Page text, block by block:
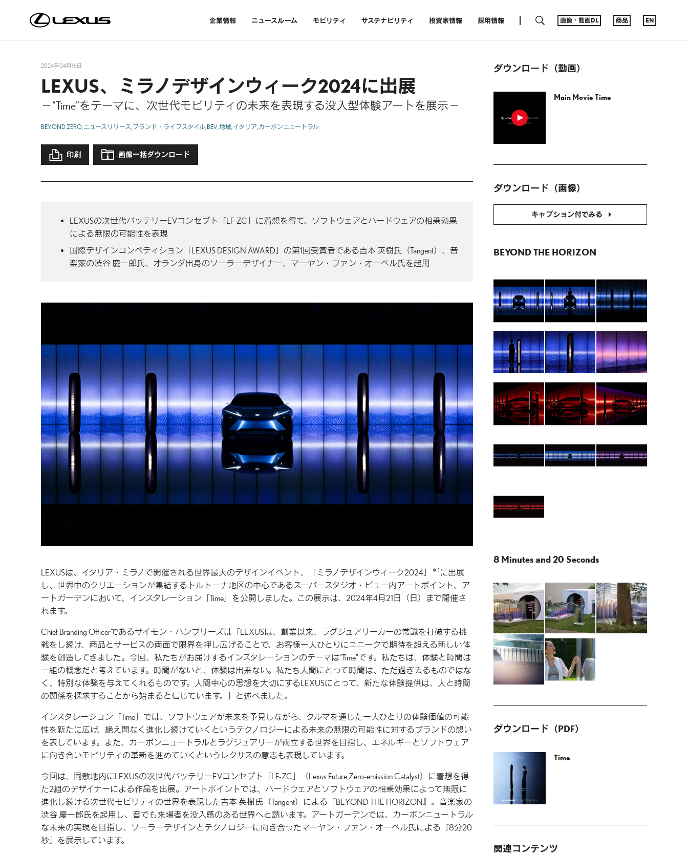
企業情報 ニュースルーム モビリティ サステナビリティ 投資家情報 採用情報 SEARCH画像・動画DL 商品 EN
2024年04月16日
LEXUS、ミラノデザインウィーク2024に出展
－“Time”をテーマに、次世代モビリティの未来を表現する没入型体験アートを展示－
BEYOND ZERO ニュースリリース ブランド・ライフスタイル BEV 地域 イタリア カーボンニュートラル
印刷 画像一括ダウンロード
LEXUSの次世代バッテリーEVコンセプト「LF-ZC」に着想を得て、ソフトウェアとハードウェアの相乗効果
による無限の可能性を表現
国際デザインコンペティション「LEXUS DESIGN AWARD」の第1回受賞者である吉本 英樹氏（Tangent）、音
楽家の渋谷 慶一郎氏、オランダ出身のソーラーデザイナー、マーヤン・ファン・オーベル氏を起用
LEXUSは、イタリア・ミラノで開催される世界最大のデザインイベント、「ミラノデザインウィーク2024」 ＊1 に出展
し、世界中のクリエーションが集結するトルトーナ地区の中心であるスーパースタジオ・ピュー内アートポイント、ア
ートガーデンにおいて、インスタレーション「Time」を公開しました。この展示は、2024年4月21日（日）まで開催さ
れます。
Chief Branding Officerであるサイモン・ハンフリーズは「LEXUSは、創業以来、ラグジュアリーカーの常識を打破する挑
戦をし続け、商品とサービスの両面で限界を押し広げることで、お客様一人ひとりにユニークで期待を超える新しい体
験を創造してきました。今回、私たちがお届けするインスタレーションのテーマは“Time”です。私たちは、体験と時間は
一組の概念だと考えています。時間がないと、体験は出来ない。私たち人間にとって時間は、ただ過ぎ去るものではな
く、特別な体験を与えてくれるものです。人間中心の思想を大切にするLEXUSにとって、新たな体験提供は、人と時間
の関係を探求することから始まると信じています。」と述べました。
インスタレーション「Time」では、ソフトウェアが未来を予見しながら、クルマを通じた一人ひとりの体験価値の可能
性を新たに広げ、絶え間なく進化し続けていくというテクノロジーによる未来の無限の可能性に対するブランドの想い
を表しています。また、カーボンニュートラルとラグジュアリーが両立する世界を目指し、エネルギーとソフトウェア
に向き合いモビリティの革新を進めていくというレクサスの意志も表現しています。
今回は、同敷地内にLEXUSの次世代バッテリーEVコンセプト「LF-ZC」（Lexus Future Zero-emission Catalyst）に着想を得
た2組のデザイナーによる作品を出展。アートポイントでは、ハードウェアとソフトウェアの相乗効果によって無限に
進化し続ける次世代モビリティの世界を表現した吉本 英樹氏（Tangent）による『BEYOND THE HORIZON』。音楽家の
渋谷 慶一郎氏を起用し、音でも来場者を没入感のある世界へと誘います。アートガーデンでは、カーボンニュートラル
な未来の実現を目指し、ソーラーデザインとテクノロジーに向き合ったマーヤン・ファン・オーベル氏による『8分20
秒』を展示しています。
ダウンロード（動画）
Main Movie Time
ダウンロード（画像）
キャプション付でみる
BEYOND THE HORIZON
8 Minutes and 20 Seconds
ダウンロード（PDF）
Time
関連コンテンツ